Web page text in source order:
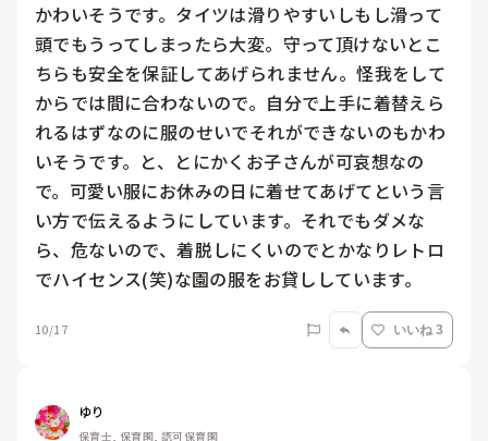
かわいそうです。タイツは滑りやすいしもし滑って
頭でもうってしまったら大変。守って頂けないとこ
ちらも安全を保証してあげられません。怪我をして
からでは間に合わないので。自分で上手に着替えら
れるはずなのに服のせいでそれができないのもかわ
いそうです。と、とにかくお子さんが可哀想なの
で。可愛い服にお休みの日に着せてあげてという言
い方で伝えるようにしています。それでもダメな
ら、危ないので、着脱しにくいのでとかなりレトロ
でハイセンス(笑)な園の服をお貸ししています。
10/17 いいね 3
ゆり
保育士, 保育園, 認可保育園